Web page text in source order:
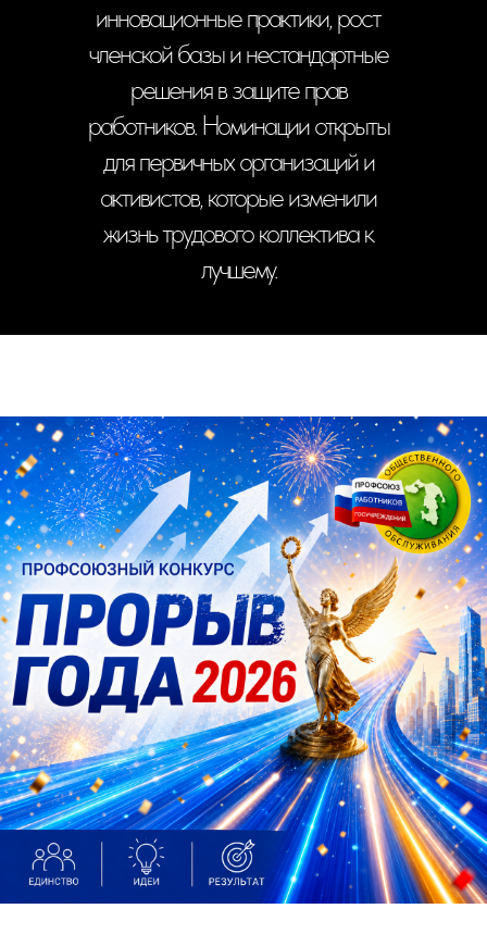
инновационные практики, рост
членской базы и нестандартные
решения в защите прав
работников. Номинации открыты
для первичных организаций и
активистов, которые изменили
жизнь трудового коллектива к
лучшему.